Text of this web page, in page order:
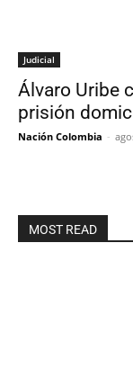
Judicial
Álvaro Uribe
prisión
Nación Colombia -
MOST READ